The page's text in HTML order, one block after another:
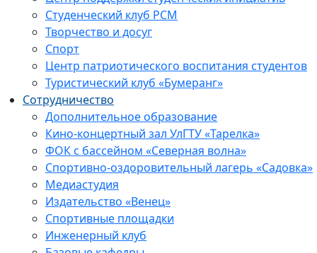
Студенческий клуб РСМ
Творчество и досуг
Спорт
Центр патриотического воспитания студентов
Туристический клуб «Бумеранг»
Сотрудничество
Дополнительное образование
Кино-концертный зал УлГТУ «Тарелка»
ФОК с бассейном «Северная волна»
Спортивно-оздоровительный лагерь «Садовка»
Медиастудия
Издательство «Венец»
Спортивные площадки
Инженерный клуб